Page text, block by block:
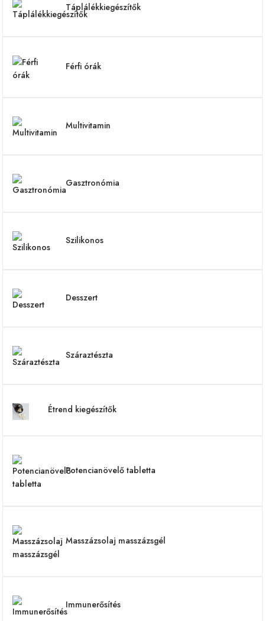
Táplálékkiegészítők
Férfi órák
Multivitamin
Gasztronómia
Szilikonos
Desszert
Száraztészta
Étrend kiegészítők
Potencianövelő tabletta
Masszázsolaj masszázsgél
Immunerősítés